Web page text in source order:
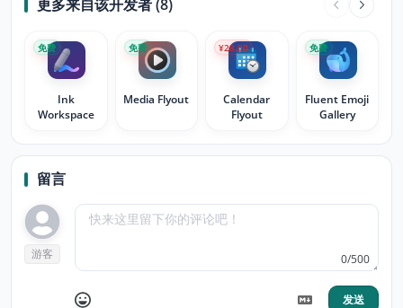
更多来自该开发者 (8)
Ink
Workspace
免费
Media Flyout
免费
Calendar
Flyout
¥28.00
Fluent Emoji
Gallery
免费
留言
游客 0/500
发送